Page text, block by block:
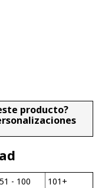
producto?
51 - 100
101+